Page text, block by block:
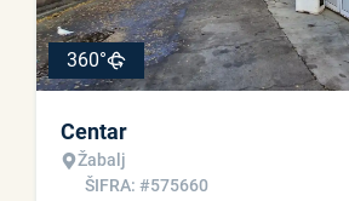
360°
Centar
Žabalj
ŠIFRA: #575660